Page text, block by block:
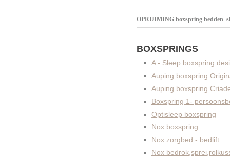
OPRUIMING boxspring bedden
BOXSPRINGS
A - Sleep boxspring
Auping boxspring
Auping boxspring
Boxspring 1-
Optisleep boxspring
Nox boxspring
Nox zorgbed - bedlift
Nox